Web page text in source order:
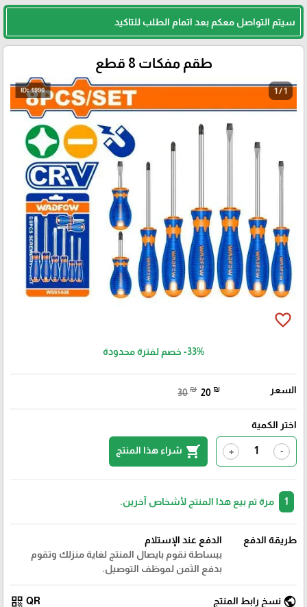
سيتم التواصل معكم بعد اتمام الطلب للتاكيد
طقم مفكات 8 قطع
1 / 1
favorite_border
-33% خصم لفترة محدودة
السعر 30 ₪ 20 ₪
اختر الكمية
-
+
shopping_cart شراء هذا المنتج
مرة تم بيع هذا المنتج لأشخاص آخرين.
طريقة الدفع
الدفع عند الإستلام
ببساطة نقوم بايصال المنتج لغاية منزلك وتقوم
بدفع الثمن لموظف التوصيل.
public نسخ رابط المنتج QR
qr_code